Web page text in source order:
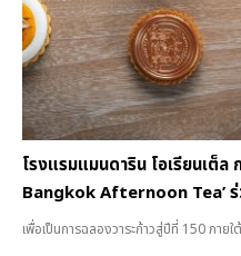
โรงแรมแมนดาริน โอเรียนเต็
Bangkok Afternoon Tea’
เพื่อเป็นการฉลองวาระก้าวสู่ปีที่ 150 ภาย